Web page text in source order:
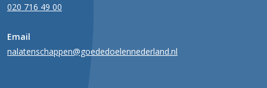
020 716 49 00
Email
nalatenschappen@goededoelennederland.nl